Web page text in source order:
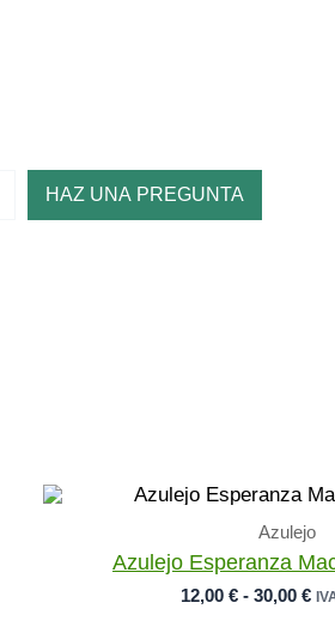
HAZ UNA PREGUNTA
Azulejo
Azulejo Esperanza
12,00 € - 30,00 €